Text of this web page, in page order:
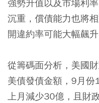
強勢升值以及市場利
沉重，償債能力也將
開違約率可能大幅飆
從籌碼面分析，美國
美債發債金額，9月
上月減少30億，且財